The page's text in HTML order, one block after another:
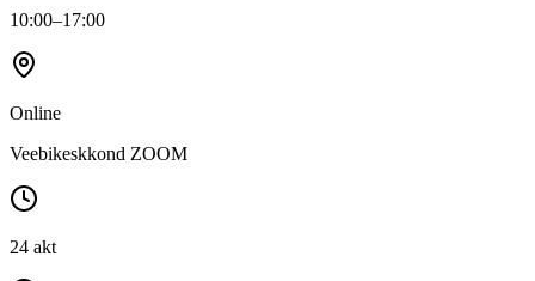
10:00–17:00
Online
Veebikeskkond ZOOM
24 akt